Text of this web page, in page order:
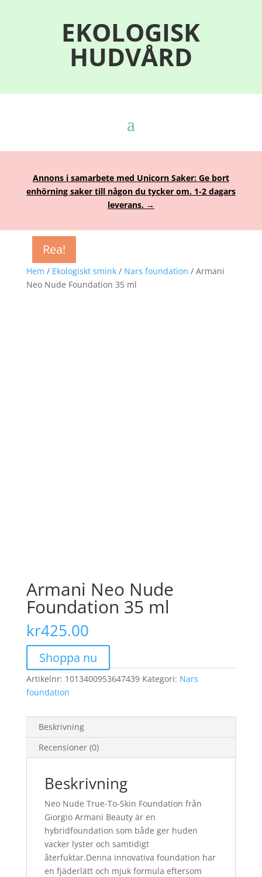
EKOLOGISK
HUDVÅRD
Annons i samarbete med Unicorn Saker: Ge bort
enhörning saker till någon du tycker om. 1-2 dagars
leverans. →
Hem / Ekologiskt smink/ Nars foundation / Armani
Neo Nude Foundation 35 ml
Armani Neo Nude
Foundation 35 ml
kr425.00
Shoppa nu
Artikelnr: 1013400953647439 Kategori: Nars
foundation
Beskrivning
Recensioner (0)
Beskrivning
Neo Nude True-To-Skin Foundation från
Giorgio Armani Beauty är en
hybridfoundation som både ger huden
vacker lyster och samtidigt
återfuktar.Denna innovativa foundation har
en fjäderlätt och mjuk formula eftersom
Rea!
Rea!
Rea!